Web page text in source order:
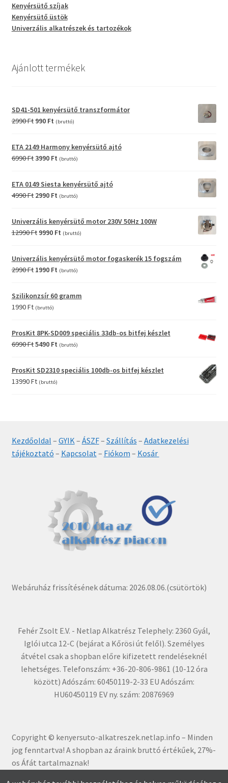
Kenyérsütő szíjak
Kenyérsütő üstök
Univerzális alkatrészek és tartozékok
Ajánlott termékek
SD41-501 kenyérsütő transzformátor
2990Ft Original
was:
2990 Ft.
990 FtCurrent
990 Ft.
(bruttó)
ETA 2149 Harmony kenyérsütő ajtó
6990FtOriginal
was:
6990 Ft.
3990 FtCurrent
is:
3990 Ft.
(bruttó)
ETA 0149 Siesta kenyérsütő ajtó
4990Ft Original
was:
4990 Ft.
2990 FtCurrent
2990 Ft.
(bruttó)
Univerzális kenyérsütő motor 230V 50Hz 100W
12990Ft Original
was:
12990 Ft.
9990 FtCurrent
is:
9990 Ft.
(bruttó)
Univerzális kenyérsütő motor fogaskerék 15 fogszám
2990Ft Original
was:
1990 FtCurrent
is:
1990 Ft.
(bruttó)
Szilikonzsír 60 gramm
1990Ft (bruttó)
ProsKit 8PK-SD009 speciális 33db-os bitfej készlet
6990FtOriginal
was:
6990 Ft.
5490 FtCurrent
is:
5490 Ft.
(bruttó)
ProsKit SD2310 speciális 100db-os bitfej készlet
13990Ft (bruttó)
Kezdőoldal – GYIK – ÁSZF– Szállítás – Adatkezelési
tájékoztató – Kapcsolat – Fiókom – Kosár
Webáruház frissítésének dátuma: 2026.08.06.(csütörtök)
Fehér Zsolt E.V. - Netlap Alkatrész Telephely: 2360 Gyál,
Iglói utca 12-C (bejárat a Kőrösi út felől). Személyes
átvétel csak a shopban előre kifizetett rendeléseknél
lehetséges. Telefonszám: +36-20-806-9861 (10-12 óra
között) Adószám: 60450119-2-33 EU Adószám:
HU60450119 EV ny. szám: 20876969
Copyright © kenyersuto-alkatreszek.netlap.info – Minden
jog fenntartva! A shopban az áraink bruttó értékűek, 27%-
os Áfát tartalmaznak!